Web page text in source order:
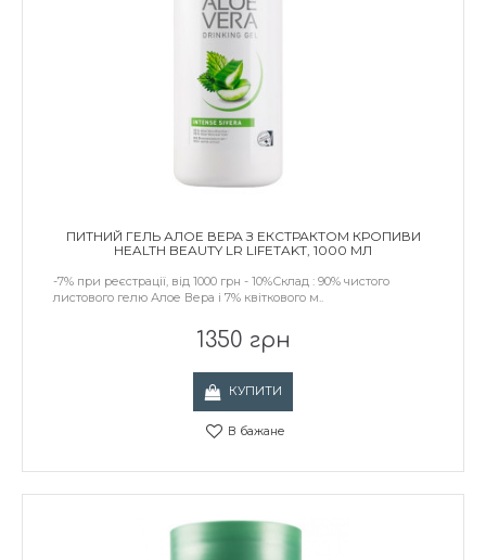
ПИТНИЙ ГЕЛЬ АЛОЕ ВЕРА З ЕКСТРАКТОМ КРОПИВИ
HEALTH BEAUTY LR LIFETAKT, 1000 МЛ
-7% при реєстрації, від 1000 грн - 10%Склад : 90% чистого
листового гелю Алое Вера і 7% квіткового м..
1350 грн
КУПИТИ
В бажане